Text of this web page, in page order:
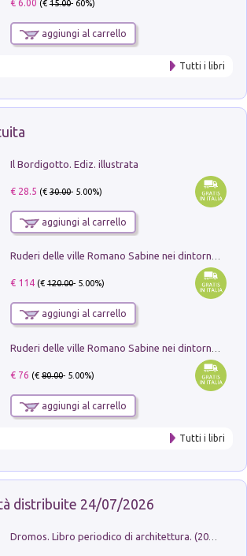
€ 6.00 (€15.00- 60%)
aggiungi al carrello
Tutti i libri
Il Bordigotto. Ediz. illustrata
€ 28.5 (€30.00- 5.00%)
aggiungi al carrello
Ruderi delle ville Romano Sabine nei dintorni di Poggio Mirteto. Illustrati dal dott.re prof.re cav.re Ercole Nardi regio ispettore degli scavi e monumenti. Anno 1885. Tavole e studio. Con 25 tavole fuori testo in cartella editoriale
€ 114(€120.00- 5.00%)
aggiungi al carrello
€ 76 (€80.00- 5.00%)
aggiungi al carrello
Tutti i libri
distribuite 24/07/2026
Dromos. Libro periodico di architettura. (2026). Vol. 15: Post-model